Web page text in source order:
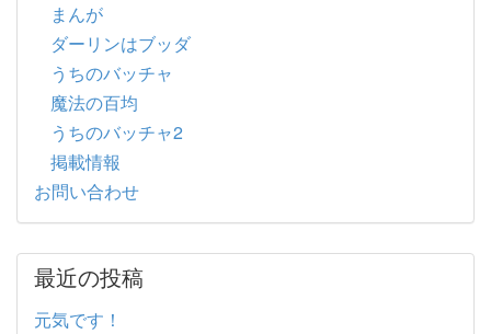
まんが
ダーリンはブッダ
うちのバッチャ
魔法の百均
うちのバッチャ2
掲載情報
お問い合わせ
最近の投稿
元気です！